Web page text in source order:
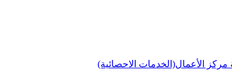
مركز الأعمال(الخدمات الاحصائية)